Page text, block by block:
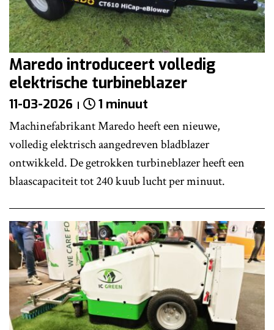
Maredo introduceert volledig
elektrische turbineblazer
11-03-2026 1 minuut
Machinefabrikant Maredo heeft een nieuwe,
volledig elektrisch aangedreven bladblazer
ontwikkeld. De getrokken turbineblazer heeft een
blaascapaciteit tot 240 kuub lucht per minuut.